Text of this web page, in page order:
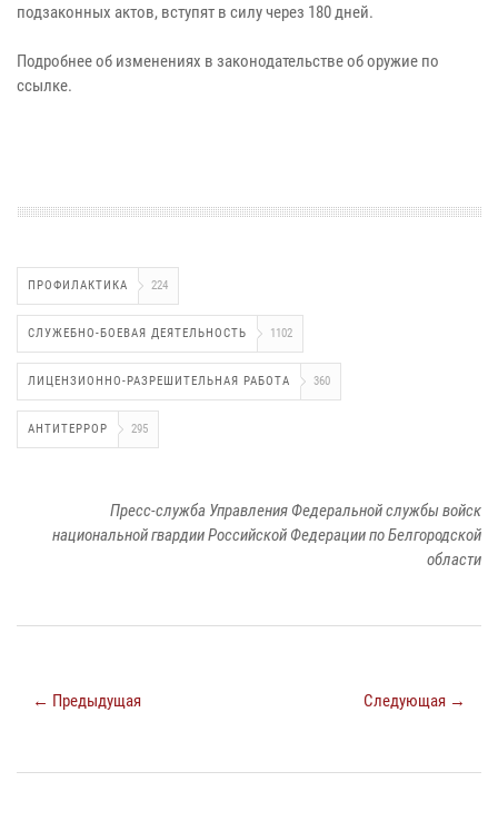
подзаконных актов, вступят в силу через 180 дней.
Подробнее об изменениях в законодательстве об оружие по
ссылке.
ПРОФИЛАКТИКА 224
СЛУЖЕБНО-БОЕВАЯ ДЕЯТЕЛЬНОСТЬ 1102
ЛИЦЕНЗИОННО-РАЗРЕШИТЕЛЬНАЯ РАБОТА 360
АНТИТЕРРОР 295
Пресс-служба Управления Федеральной службы войск
национальной гвардии Российской Федерации по Белгородской
области
← Предыдущая Следующая →